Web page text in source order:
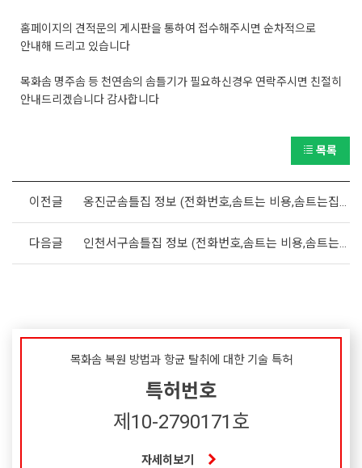
홈페이지의 견적문의 게시판을 통하여 접수해주시면 순차적으로
안내해 드리고 있습니다
목화솜 명주솜 등 천연솜의 솜틀기가 필요하신경우 연락주시면 친절히
안내드리겠습니다 감사합니다
목록
이전글 옹진군솜틀집 정보 (전화번호,솜트는 비용,솜트는집 위치)
다음글 인천서구솜틀집 정보 (전화번호,솜트는 비용,솜트는집 위치)
목화솜 복원 방법과 항균 탈취에 대한 기술 특허
특허번호
제10-2790171호
자세히보기